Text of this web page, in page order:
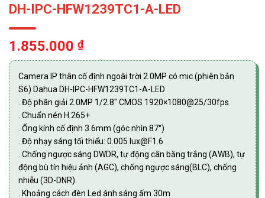
DH-IPC-HFW1239TC1-A-LED
1.855.000 ₫
Camera IP thân cố định ngoài trời 2.0MP có mic (phiên bản
S6) Dahua DH-IPC-HFW1239TC1-A-LED
. Độ phân giải 2.0MP 1/2.8″ CMOS 1920×1080@25/30fps
. Chuẩn nén H.265+
. Ống kính cố định 3.6mm (góc nhìn 87°)
. Độ nhạy sáng tối thiểu: 0.005 lux@F1.6
. Chống ngược sáng DWDR, tự động cân bằng trắng (AWB), tự
động bù tín hiệu ảnh (AGC), chống ngược sáng(BLC), chống
nhiễu (3D-DNR).
. Khoảng cách đèn Led ánh sáng ấm 30m